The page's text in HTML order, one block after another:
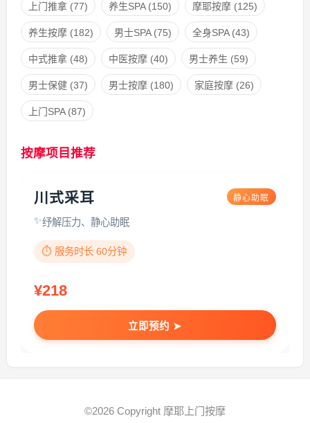
上门推拿(77) 养生SPA(150) 摩耶按摩(125)
养生按摩(182) 男士SPA(75) 全身SPA(43)
中式推拿(48) 中医按摩(40) 男士养生 (59)
男士保健(37) 男士按摩(180) 家庭按摩(26)
上门SPA(87)
按摩项目推荐
川式采耳 静心助眠
纾解压力、静心助眠
⏱️ 服务时长 60分钟
¥218
立即预约 ➤
©2026 Copyright 摩耶上门按摩